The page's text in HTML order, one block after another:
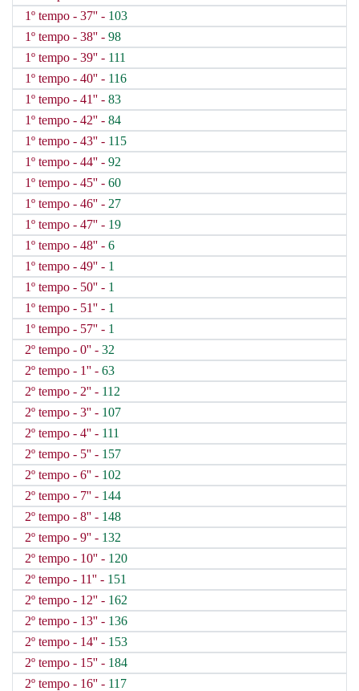
1º tempo - 37'' - 103
1º tempo - 38'' - 98
1º tempo - 39'' - 111
1º tempo - 40'' - 116
1º tempo - 41'' - 83
1º tempo - 42'' - 84
1º tempo - 43'' - 115
1º tempo - 44'' - 92
1º tempo - 45'' - 60
1º tempo - 46'' - 27
1º tempo - 47'' - 19
1º tempo - 48'' - 6
1º tempo - 49'' - 1
1º tempo - 50'' - 1
1º tempo - 51'' - 1
1º tempo - 57'' - 1
2º tempo - 0'' - 32
2º tempo - 1'' - 63
2º tempo - 2'' - 112
2º tempo - 3'' - 107
2º tempo - 4'' - 111
2º tempo - 5'' - 157
2º tempo - 6'' - 102
2º tempo - 7'' - 144
2º tempo - 8'' - 148
2º tempo - 9'' - 132
2º tempo - 10'' - 120
2º tempo - 11'' - 151
2º tempo - 12'' - 162
2º tempo - 13'' - 136
2º tempo - 14'' - 153
2º tempo - 15'' - 184
2º tempo - 16'' - 117